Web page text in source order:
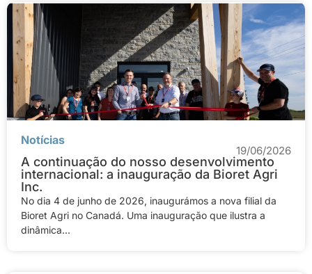
Notícias
19/06/2026
A continuação do nosso desenvolvimento
internacional: a inauguração da Bioret Agri
Inc.
No dia 4 de junho de 2026, inaugurámos a nova filial da
Bioret Agri no Canadá. Uma inauguração que ilustra a
dinâmica...